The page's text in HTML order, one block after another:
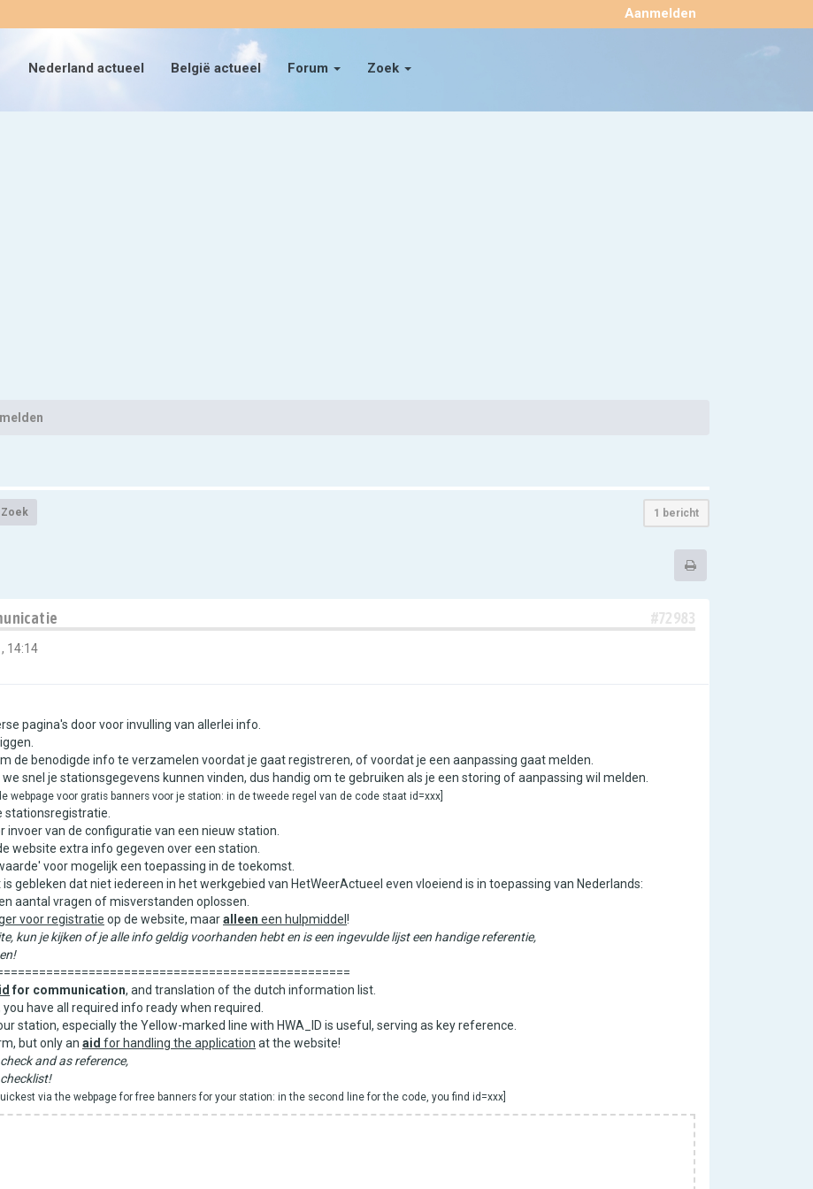
Nederland actueel België actueel Forum Zoek
Aanmelden ×
Zoek 1 bericht
#72983
14:14
pagina's door voor invulling van allerlei info.
de benodigde info te verzamelen voordat je gaat registreren, of voordat je een aanpassing gaat melden.
snel je stationsgegevens kunnen vinden, dus handig om te gebruiken als je een storing of aanpassing wil melden.
webpage voor gratis banners voor je station: in de tweede regel van de code staat id=xxx]
stationsregistratie.
van de configuratie van een nieuw station.
website extra info gegeven over een station.
voor mogelijk een toepassing in de toekomst.
gebleken dat niet iedereen in het werkgebied van HetWeerActueel even vloeiend is in toepassing van Nederlands:
aantal vragen of misverstanden oplossen.
voor registratie op de website, maaralleen een hulpmiddel !
kun je kijken of je alle info geldig voorhanden hebt en is een ingevulde lijst een handige referentie,
for communication, and translation of the dutch information list.
have all required info ready when required.
station, especially the Yellow-marked line with HWA_ID is useful, serving as key reference.
but only an aid for handling the application at the website!
and as reference,
via the webpage for free banners for your station: in the second line for the code, you find id=xxx]